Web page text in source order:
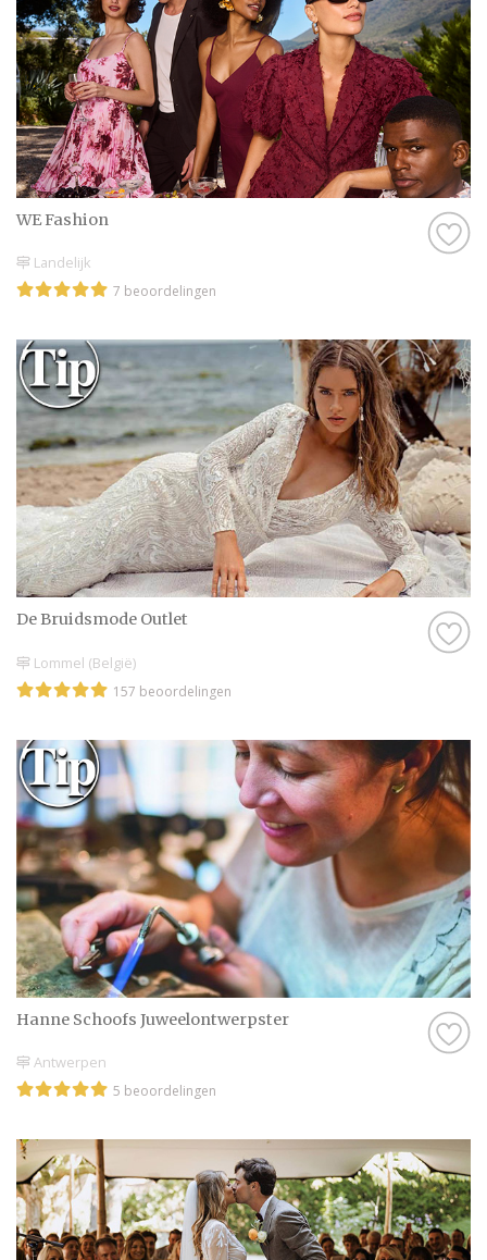
WE Fashion
Landelijk
7 beoordelingen
De Bruidsmode Outlet
Lommel (België)
157 beoordelingen
Hanne Schoofs Juweelontwerpster
Antwerpen
5 beoordelingen